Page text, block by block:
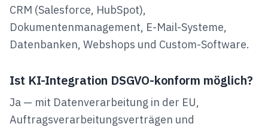
CRM (Salesforce, HubSpot),
Dokumentenmanagement, E-Mail-Systeme,
Datenbanken, Webshops und Custom-Software.
Ist KI-Integration DSGVO-konform möglich?
Ja — mit Datenverarbeitung in der EU,
Auftragsverarbeitungsverträgen und